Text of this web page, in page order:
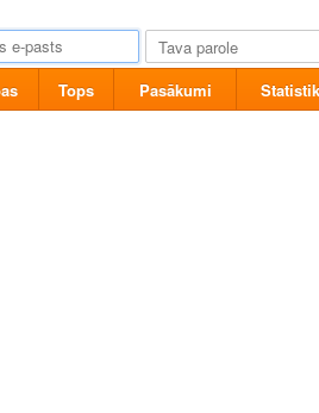
Tops Pasākumi